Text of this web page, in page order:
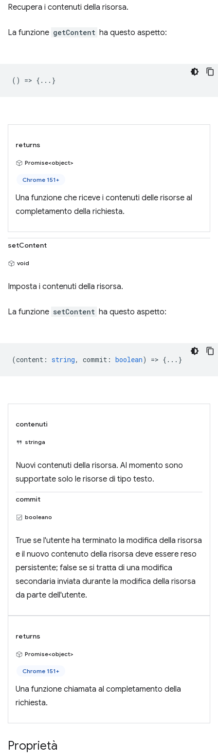
Recupera i contenuti della risorsa.
La funzione getContent ha questo aspetto:
() => {...}
returns
Promise<object>
Chrome 151+
Una funzione che riceve i contenuti delle risorse al
completamento della richiesta.
setContent
void
Imposta i contenuti della risorsa.
La funzione setContent ha questo aspetto:
(content : string, commit : boolean) => {...}
contenuti
stringa
Nuovi contenuti della risorsa. Al momento sono
supportate solo le risorse di tipo testo.
commit
booleano
True se l'utente ha terminato la modifica della risorsa
e il nuovo contenuto della risorsa deve essere reso
persistente; false se si tratta di una modifica
secondaria inviata durante la modifica della risorsa
da parte dell'utente.
returns
Promise<object>
Chrome 151+
Una funzione chiamata al completamento della
richiesta.
Proprietà